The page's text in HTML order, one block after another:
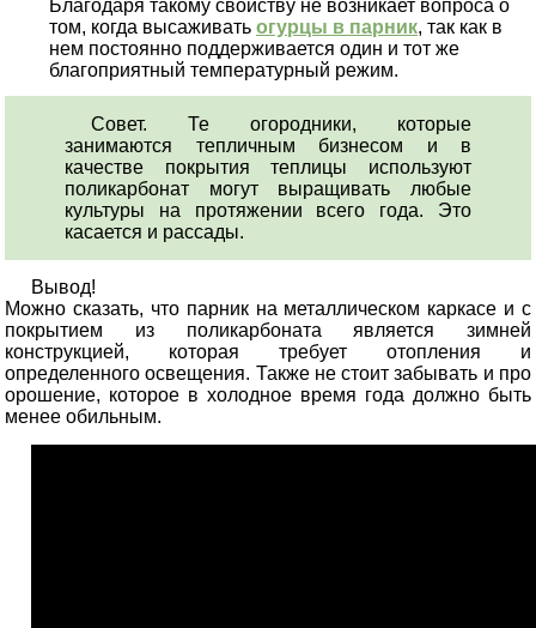
Благодаря такому свойству не возникает вопроса о
том, когда высаживать огурцы в парник, так как в
нем постоянно поддерживается один и тот же
благоприятный температурный режим.
Совет. Те огородники, которые
занимаются тепличным бизнесом и в
качестве покрытия теплицы используют
поликарбонат могут выращивать любые
культуры на протяжении всего года. Это
касается и рассады.
Вывод!
Можно сказать, что парник на металлическом каркасе и с
покрытием из поликарбоната является зимней
конструкцией, которая требует отопления и
определенного освещения. Также не стоит забывать и про
орошение, которое в холодное время года должно быть
менее обильным.